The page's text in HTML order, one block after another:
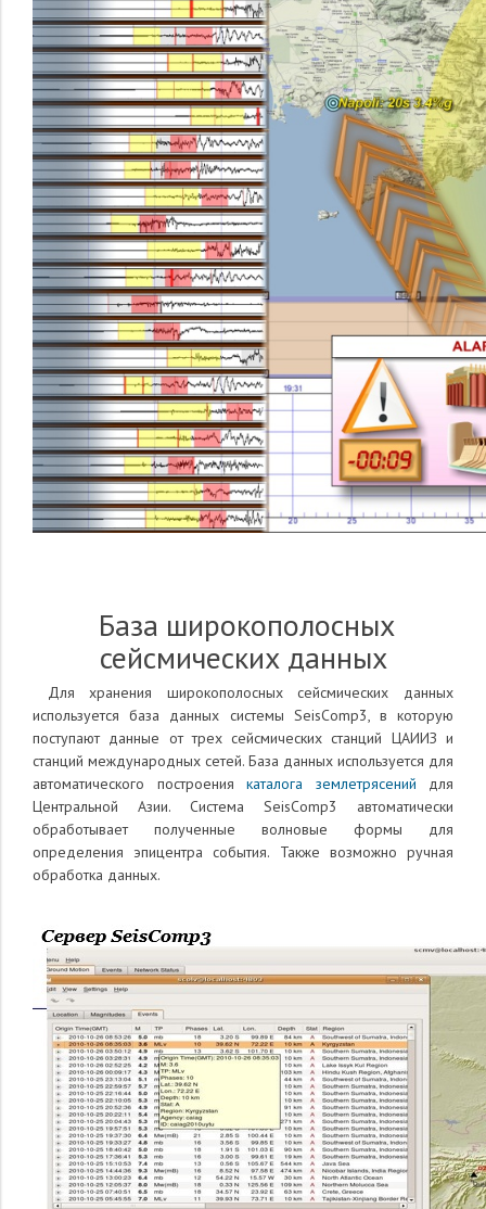
База широкополосных
сейсмических данных
Для хранения широкополосных сейсмических данных
используется база данных системы SeisComp3, в которую
поступают данные от трех сейсмических станций ЦАИИЗ и
станций международных сетей. База данных используется для
автоматического построения каталога землетрясений для
Центральной Азии. Система SeisComp3 автоматически
обработывает полученные волновые формы для
определения эпицентра события. Также возможно ручная
обработка данных.